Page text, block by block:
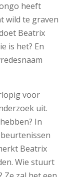
heeft
wild te graven
Beatrix
is het? En
voor
uit.
In
Beatrix
Wie stuurt